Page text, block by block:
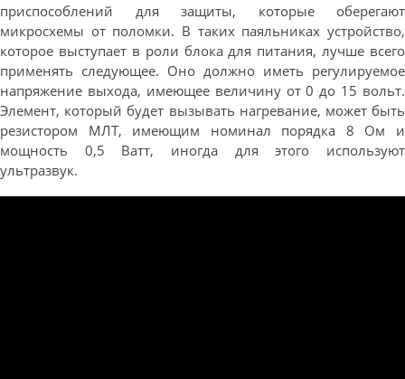
приспособлений для защиты, которые оберегают
микросхемы от поломки. В таких паяльниках устройство,
которое выступает в роли блока для питания, лучше всего
применять следующее. Оно должно иметь регулируемое
напряжение выхода, имеющее величину от 0 до 15 вольт.
Элемент, который будет вызывать нагревание, может быть
резистором МЛТ, имеющим номинал порядка 8 Ом и
мощность 0,5 Ватт, иногда для этого используют
ультразвук.